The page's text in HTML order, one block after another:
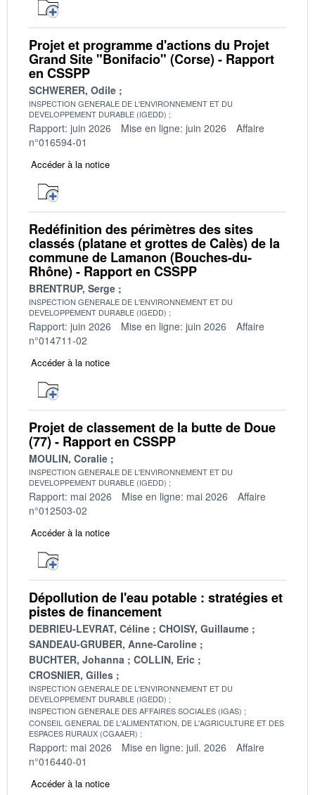
Projet et programme d'actions du Projet
Grand Site "Bonifacio" (Corse) - Rapport
en CSSPP
SCHWERER, Odile
INSPECTION GENERALE DE L'ENVIRONNEMENT ET DU
DEVELOPPEMENT DURABLE (IGEDD)
Rapport: juin 2026 Mise en ligne: juin 2026
Affaire
n°016594-01
Accéder à la notice
Redéfinition des périmètres des sites
classés (platane et grottes de Calès) de la
commune de Lamanon (Bouches-du-
Rhône) - Rapport en CSSPP
BRENTRUP, Serge
INSPECTION GENERALE DE L'ENVIRONNEMENT ET DU
DEVELOPPEMENT DURABLE (IGEDD)
Rapport: juin 2026 Mise en ligne: juin 2026
Affaire
n°014711-02
Accéder à la notice
Projet de classement de la butte de Doue
(77) - Rapport en CSSPP
MOULIN, Coralie
INSPECTION GENERALE DE L'ENVIRONNEMENT ET DU
DEVELOPPEMENT DURABLE (IGEDD)
Rapport: mai 2026 Mise en ligne: mai 2026
Affaire
n°012503-02
Accéder à la notice
Dépollution de l'eau potable : stratégies et
pistes de financement
DEBRIEU-LEVRAT, Céline
CHOISY, Guillaume
SANDEAU-GRUBER, Anne-Caroline
BUCHTER, Johanna
COLLIN, Eric
CROSNIER, Gilles
INSPECTION GENERALE DE L'ENVIRONNEMENT ET DU
DEVELOPPEMENT DURABLE (IGEDD)
INSPECTION GENERALE DES AFFAIRES SOCIALES (IGAS)
CONSEIL GENERAL DE L'ALIMENTATION, DE L'AGRICULTURE ET DES
ESPACES RURAUX (CGAAER)
Rapport: mai 2026 Mise en ligne: juil. 2026
Affaire
n°016440-01
Accéder à la notice